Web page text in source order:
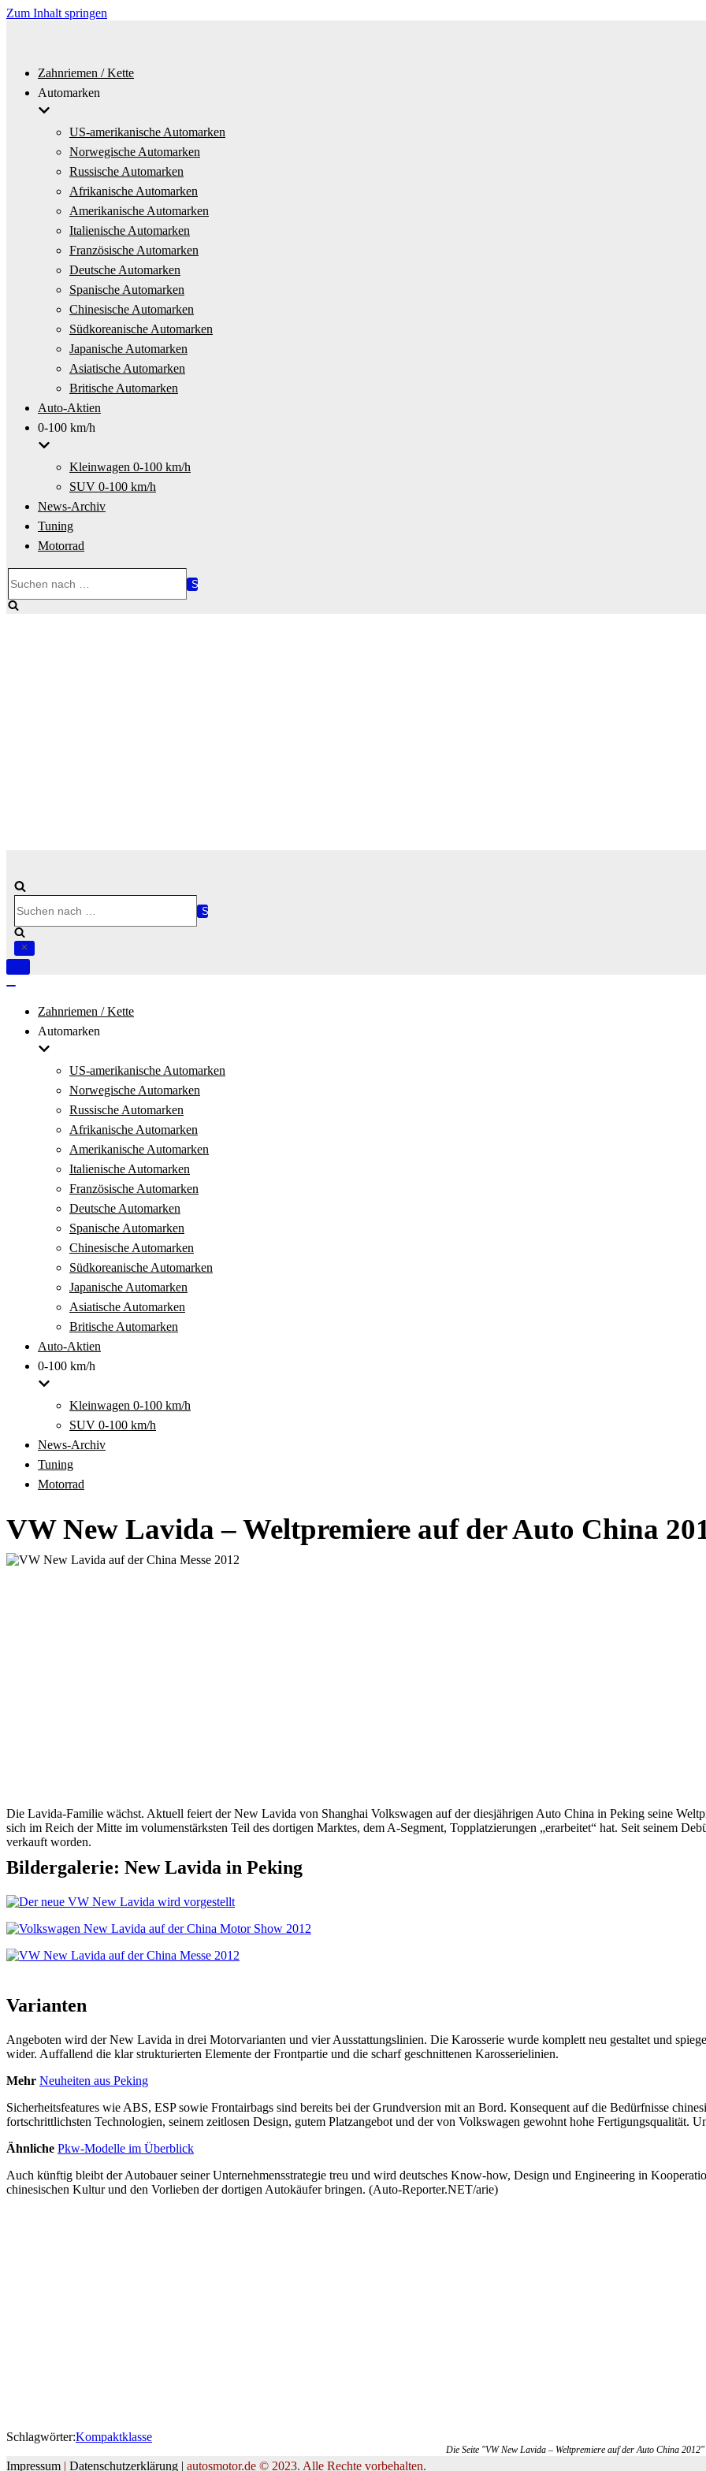
Zum Inhalt springen
Zahnriemen / Kette
Automarken
US-amerikanische Automarken
Norwegische Automarken
Russische Automarken
Afrikanische Automarken
Amerikanische Automarken
Italienische Automarken
Französische Automarken
Deutsche Automarken
Spanische Automarken
Chinesische Automarken
Südkoreanische Automarken
Japanische Automarken
Asiatische Automarken
Britische Automarken
Auto-Aktien
0-100 km/h
Kleinwagen 0-100 km/h
SUV 0-100 km/h
News-Archiv
Tuning
Motorrad
nach …
nach …
Navigation
Zahnriemen / Kette
Automarken
US-amerikanische Automarken
Norwegische Automarken
Russische Automarken
Afrikanische Automarken
Amerikanische Automarken
Italienische Automarken
Französische Automarken
Deutsche Automarken
Spanische Automarken
Chinesische Automarken
Südkoreanische Automarken
Japanische Automarken
Asiatische Automarken
Britische Automarken
Auto-Aktien
0-100 km/h
Kleinwagen 0-100 km/h
SUV 0-100 km/h
News-Archiv
Tuning
Motorrad
VW New Lavida – Weltpremiere auf der Auto China
Die Lavida-Familie wächst. Aktuell feiert der New Lavida von Shanghai Volkswagen auf der diesjährigen Auto China in Peking seine
sich im Reich der Mitte im volumenstärksten Teil des dortigen Marktes, dem A-Segment, Topplatzierungen „erarbeitet“ hat. Seit seinem
verkauft worden.
Bildergalerie: New Lavida in Peking
Varianten
Angeboten wird der New Lavida in drei Motorvarianten und vier Ausstattungslinien. Die Karosserie wurde komplett neu gestaltet und
wider. Auffallend die klar strukturierten Elemente der Frontpartie und die scharf geschnittenen Karosserielinien.
Mehr Neuheiten aus Peking
Sicherheitsfeatures wie ABS, ESP sowie Frontairbags sind bereits bei der Grundversion mit an Bord. Konsequent auf die Bedürfnisse
fortschrittlichsten Technologien, seinem zeitlosen Design, gutem Platzangebot und der von Volkswagen gewohnt hohe Fertigungsqualität.
Ähnliche Pkw-Modelle im Überblick
Auch künftig bleibt der Autobauer seiner Unternehmensstrategie treu und wird deutsches Know-how, Design und Engineering in
chinesischen Kultur und den Vorlieben der dortigen Autokäufer bringen. (Auto-Reporter.NET/arie)
Schlagwörter:Kompaktklasse
Die Seite "VW New Lavida – Weltpremiere auf der Auto China
Impressum | Datenschutzerklärung | autosmotor.de © 2023. Alle Rechte vorbehalten.